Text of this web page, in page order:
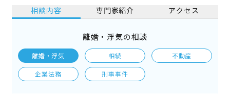
相談内容 専門家紹介 アクセス
離婚・浮気の相談
離婚・浮気 相続 不動産
企業法務 刑事事件